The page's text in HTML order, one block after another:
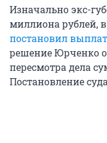
Изначально экс-
миллиона рублей, в
постановил
решение Юрченко
пересмотра дела
Постановление